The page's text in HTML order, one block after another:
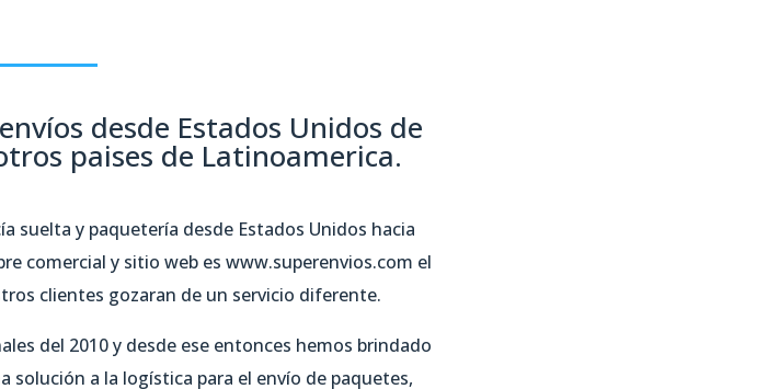
desde Estados Unidos de
paises de Latinoamerica.
suelta y paquetería desde Estados Unidos hacia
comercial y sitio web es www.superenvios.com el
clientes gozaran de un servicio diferente.
del 2010 y desde ese entonces hemos brindado
solución a la logística para el envío de paquetes,